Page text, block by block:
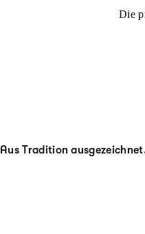
Die
Aus Tradition